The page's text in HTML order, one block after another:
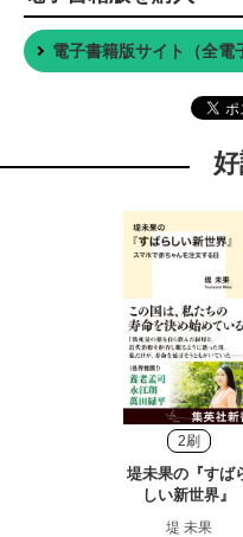
電子書籍版サイト（全電
2刷
堤未果の『すば
しい新世界』
堤 未果